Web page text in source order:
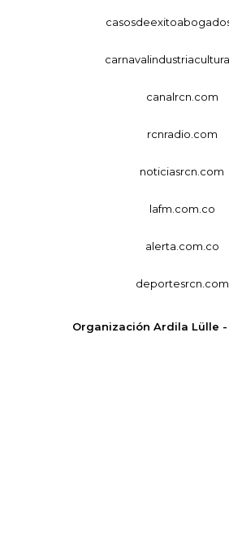
canalrcn.com
rcnradio.com
noticiasrcn.com
lafm.com.co
alerta.com.co
deportesrcn.com
Organización Ardila Lülle -